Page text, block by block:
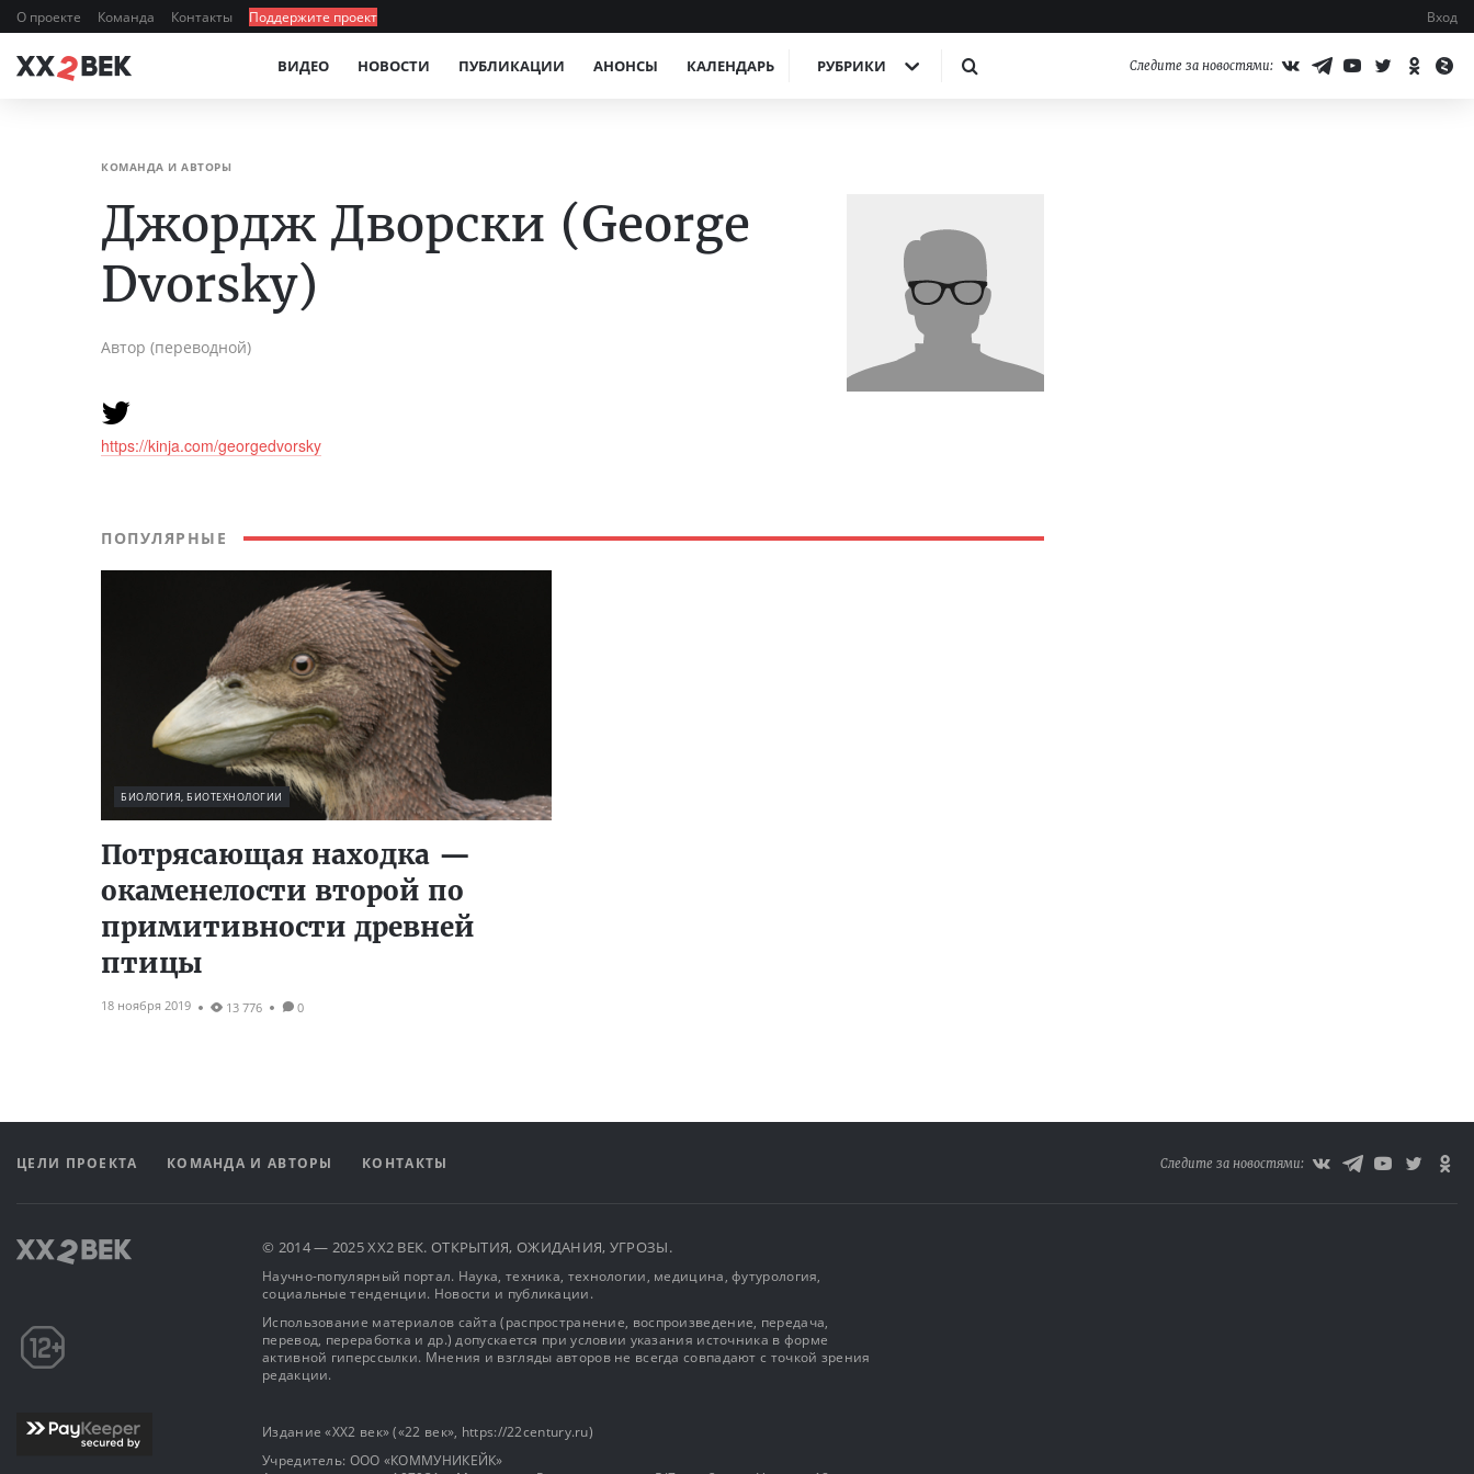
О проекте Команда Контакты Поддержите проект Вход
ВИДЕО НОВОСТИ ПУБЛИКАЦИИ АНОНСЫ КАЛЕНДАРЬ РУБРИКИ Следите за новостями:
КОМАНДА И АВТОРЫ
Джордж Дворски (George
Dvorsky)
Автор (переводной)
https://kinja.com/georgedvorsky
ПОПУЛЯРНЫЕ
БИОЛОГИЯ, БИОТЕХНОЛОГИИ
Потрясающая находка —
окаменелости второй по
примитивности древней
птицы
18 ноября 2019 13 776 0
ЦЕЛИ ПРОЕКТА КОМАНДА И АВТОРЫ КОНТАКТЫ Следите за новостями:
© 2014 — 2025 XX2 ВЕК. ОТКРЫТИЯ, ОЖИДАНИЯ, УГРОЗЫ.
Научно-популярный портал. Наука, техника, технологии, медицина, футурология,
социальные тенденции. Новости и публикации.
Использование материалов сайта (распространение, воспроизведение, передача,
перевод, переработка и др.) допускается при условии указания источника в форме
активной гиперссылки. Мнения и взгляды авторов не всегда совпадают с точкой зрения
редакции.
Издание «XX2 век» («22 век», https://22century.ru)
Учредитель: OOO «КОММУНИКЕЙК»